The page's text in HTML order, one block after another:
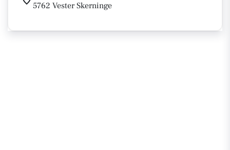
5762 Vester Skerninge